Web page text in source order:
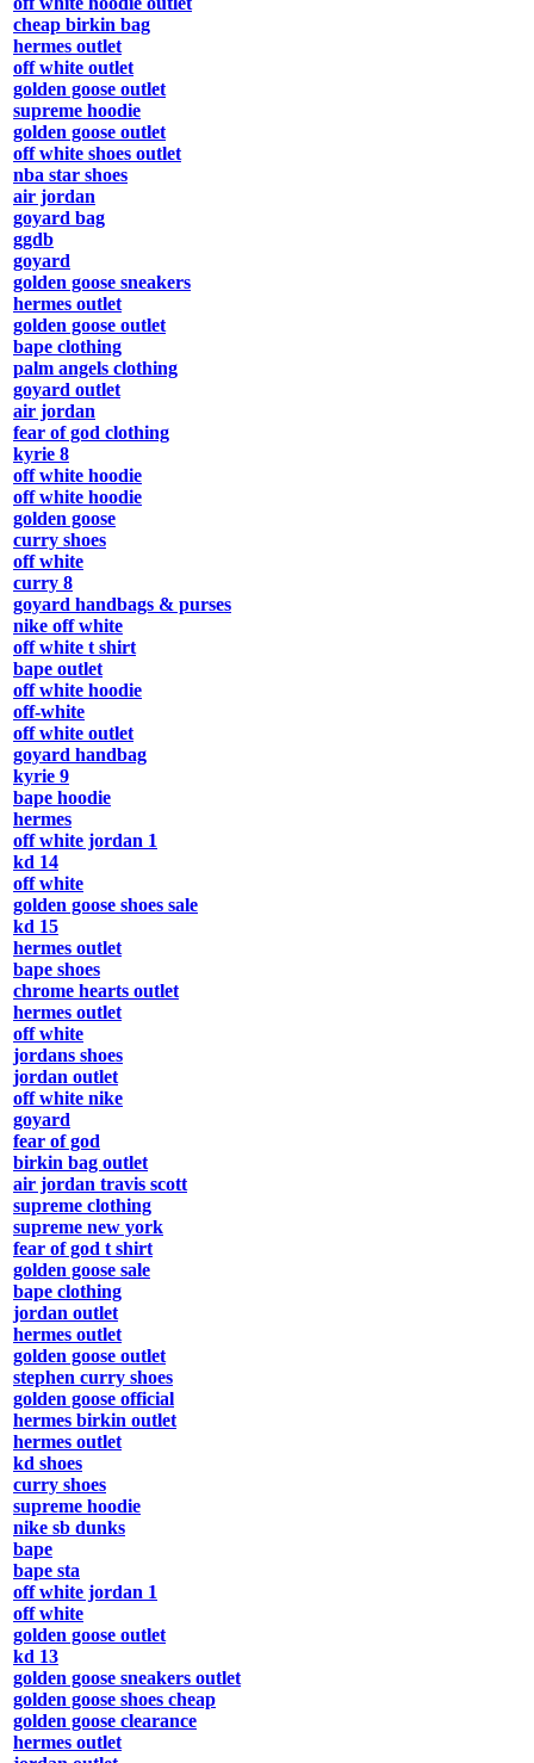
cheap birkin bag
hermes outlet
off white outlet
golden goose outlet
supreme hoodie
golden goose outlet
off white shoes outlet
nba star shoes
air jordan
goyard bag
ggdb
goyard
golden goose sneakers
hermes outlet
golden goose outlet
bape clothing
palm angels clothing
goyard outlet
air jordan
fear of god clothing
kyrie 8
off white hoodie
off white hoodie
golden goose
curry shoes
off white
curry 8
goyard handbags & purses
nike off white
off white t shirt
bape outlet
off white hoodie
off-white
off white outlet
goyard handbag
kyrie 9
bape hoodie
hermes
off white jordan 1
kd 14
off white
golden goose shoes sale
kd 15
hermes outlet
bape shoes
chrome hearts outlet
hermes outlet
off white
jordans shoes
jordan outlet
off white nike
goyard
fear of god
birkin bag outlet
air jordan travis scott
supreme clothing
supreme new york
fear of god t shirt
golden goose sale
bape clothing
jordan outlet
hermes outlet
golden goose outlet
stephen curry shoes
golden goose official
hermes birkin outlet
hermes outlet
kd shoes
curry shoes
supreme hoodie
nike sb dunks
bape
bape sta
off white jordan 1
off white
golden goose outlet
kd 13
golden goose sneakers outlet
golden goose shoes cheap
golden goose clearance
hermes outlet